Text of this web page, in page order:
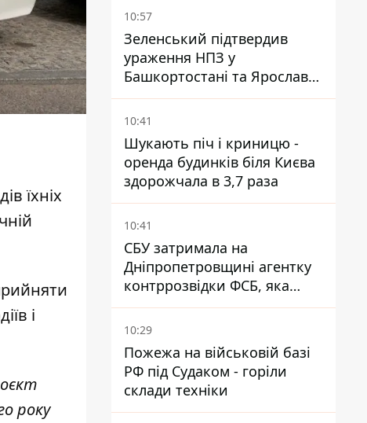
їхніх
і
року
10:57
Зеленський підтвердив
ураження НПЗ у
Башкортостані та Ярославлі
- відео
10:41
Шукають піч і криницю -
оренда будинків біля Києва
здорожчала в 3,7 раза
10:41
СБУ затримала на
Дніпропетровщині агентку
контррозвідки ФСБ, яка
готувала теракти –
шпигувала за військовими
10:29
Пожежа на військовій базі
РФ під Судаком - горіли
склади техніки